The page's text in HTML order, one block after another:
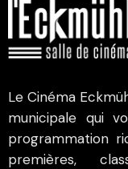
Le Cinéma
municipale qui
programmation
premières,